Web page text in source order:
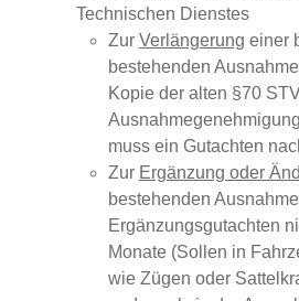
Technischen Dienstes
Zur Verlängerung einer
bestehenden
Kopie der alten §70
muss ein Gutachten
Zur Ergänzung oder
bestehenden
Ergänzungsgutachten
Monate (Sollen in
wie Zügen oder